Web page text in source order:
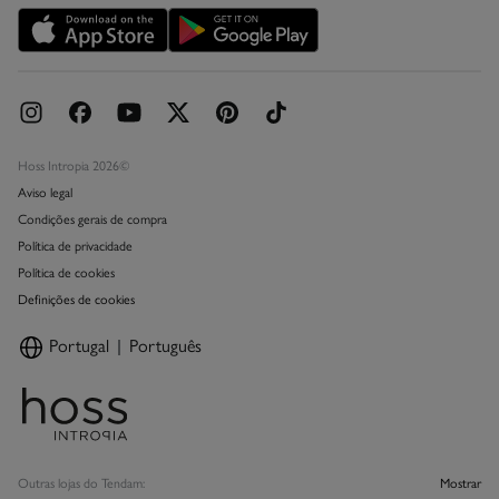
Livro de Reclamações online
Hoss Intropia 2026©
Aviso legal
Condições gerais de compra
Política de privacidade
Política de cookies
Definições de cookies
Portugal Português
Outras lojas do Tendam: Mostrar